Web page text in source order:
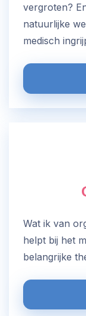
vergroten?
natuurlijke
medisch
Wat ik van
helpt bij het
belangrijke